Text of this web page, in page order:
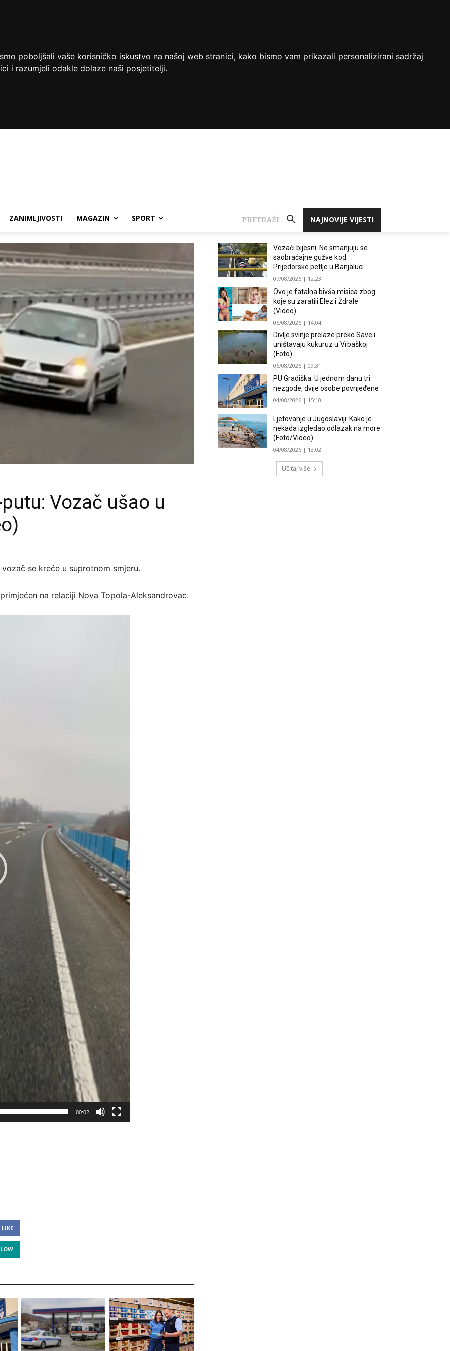
poboljšali vaše korisničko iskustvo na našoj web stranici, kako bismo vam prikazali personalizirani sadržaj
i razumjeli odakle dolaze naši posjetitelji.
ZANIMLJIVOSTI MAGAZIN SPORT NAJNOVIJE VIJESTI
PRETRAŽI
Vozač ušao u
se kreće u suprotnom smjeru.
na relaciji Nova Topola-Aleksandrovac.
00:02
LIKE
Vozači bijesni: Ne smanjuju se
saobraćajne gužve kod
Prijedorske petlje u Banjaluci
07/08/2026 | 12:23
Ovo je fatalna bivša misica zbog
koje su zaratili Elez i Ždrale
(Video)
06/08/2026 | 14:04
Divlje svinje prelaze preko Save i
uništavaju kukuruz u Vrbaškoj
(Foto)
06/08/2026 | 09:31
PU Gradiška: U jednom danu tri
nezgode, dvije osobe povrijeđene
04/08/2026 | 15:10
Ljetovanje u Jugoslaviji: Kako je
nekada izgledao odlazak na more
(Foto/Video)
04/08/2026 | 13:02
Učitaj više